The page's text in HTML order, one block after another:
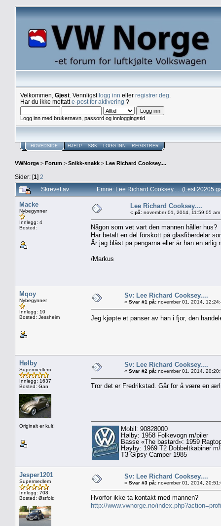
Velkommen, Gjest . Vennligstlogg inn eller registrer deg
Har du ikke mottatte-post for aktivering ?
Logg inn med brukernavn, passord og innloggingstid
HOVEDSIDE HJELP SØK LOGG INN REGISTRER
VWNorge > Forum > Snikk-snakk > Lee Richard Cooksey....
Sider: [1] 2
Skrevet av
Emne: Lee Richard Cooksey.... (Lest 20205
Macke
Nybegynner
Innlegg: 4
Bosted:
Lee Richard Cooksey....
« på: november 01, 2014, 11:59:05 am
Någon som vet vart den mannen håller hus?
Har betalt en del förskott på glasfiberdelar
Är jag blåst på pengarna eller är han en ärlig
/Markus
Mqoy
Nybegynner
Innlegg: 10
Bosted: Jessheim
Sv: Lee Richard Cooksey....
« Svar #1 på: november 01, 2014,
Jeg kjøpte et panser av han i fjor, den
Hølby
Supermedlem
Innlegg: 1637
Bosted: Gan
Originalt er kult!
Sv: Lee Richard Cooksey....
« Svar #2 på: november 01, 2014,
Tror det er Fredrikstad. Går for å være en
Mobil: 90828000
Hølby: 1958 Folkevogn m/piler
Basse «The bastard»: 1959
Høyby: 1969 T2 Dobbeltkabiner
T3 Gipsy Camper 1985
Jesper1201
Supermedlem
Innlegg: 708
Bosted: Østfold
Sv: Lee Richard Cooksey....
« Svar #3 på: november 01, 2014,
Hvorfor ikke ta kontakt med mannen?
http://www.vwnorge.no/